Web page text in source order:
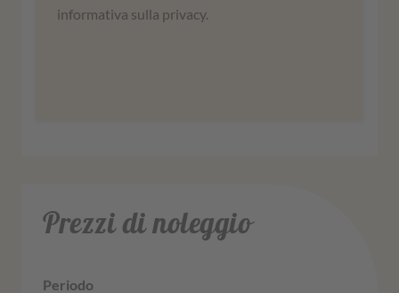
informativa sulla privacy.
Prezzi di noleggio